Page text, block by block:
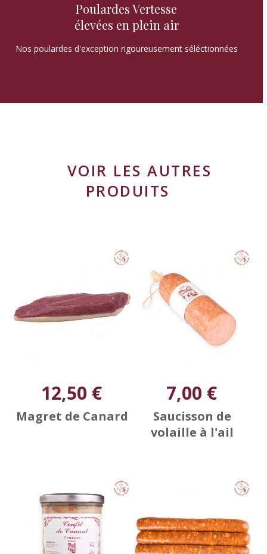
Poulardes Vertesse
élevées en plein air
Nos poulardes d'exception rigoureusement séléctionnées
VOIR LES AUTRES
PRODUITS
12,50 €
Magret de Canard
7,00 €
Saucisson de
volaille à l'ail